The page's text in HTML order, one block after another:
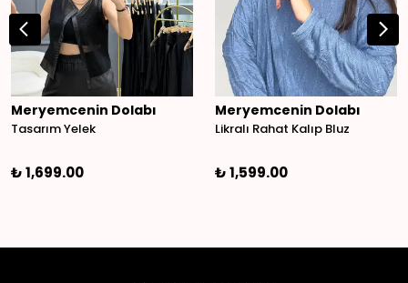
Meryemcenin Dolabı
Tasarım Yelek
₺ 1,699.00
Meryemcenin Dolabı
Likralı Rahat Kalıp Bluz
₺ 1,599.00